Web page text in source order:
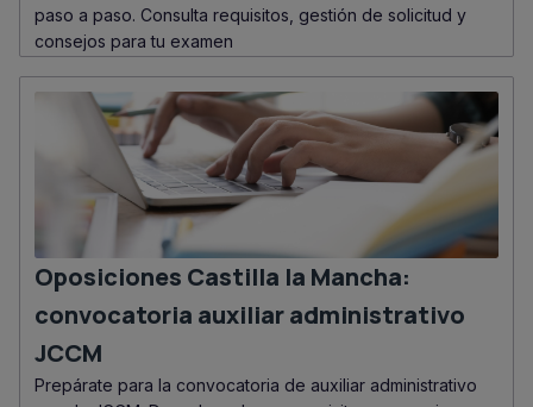
paso a paso. Consulta requisitos, gestión de solicitud y
consejos para tu examen
Oposiciones Castilla la Mancha:
convocatoria auxiliar administrativo
JCCM
Prepárate para la convocatoria de auxiliar administrativo